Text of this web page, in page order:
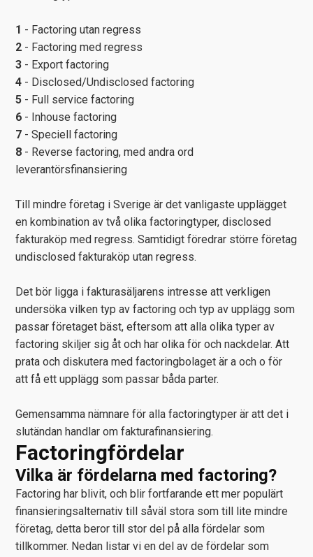
1 - Factoring utan regress
2 - Factoring med regress
3 - Export factoring
4 - Disclosed/Undisclosed factoring
5 - Full service factoring
6 - Inhouse factoring
7 - Speciell factoring
8 - Reverse factoring, med andra ord
leverantörsfinansiering
Till mindre företag i Sverige är det vanligaste upplägget
en kombination av två olika factoringtyper, disclosed
fakturaköp med regress. Samtidigt föredrar större företag
undisclosed fakturaköp utan regress.
Det bör ligga i fakturasäljarens intresse att verkligen
undersöka vilken typ av factoring och typ av upplägg som
passar företaget bäst, eftersom att alla olika typer av
factoring skiljer sig åt och har olika för och nackdelar. Att
prata och diskutera med factoringbolaget är a och o för
att få ett upplägg som passar båda parter.
Gemensamma nämnare för alla factoringtyper är att det i
slutändan handlar om fakturafinansiering.
Factoringfördelar
Vilka är fördelarna med factoring?
Factoring har blivit, och blir fortfarande ett mer populärt
finansieringsalternativ till såväl stora som till lite mindre
företag, detta beror till stor del på alla fördelar som
tillkommer. Nedan listar vi en del av de fördelar som